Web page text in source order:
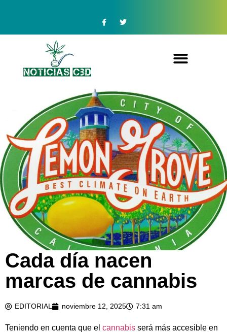
Cada día nacen
marcas de cannabis
EDITORIAL noviembre 12, 2025 7:31 am
Teniendo en cuenta que el cannabis será más accesible en